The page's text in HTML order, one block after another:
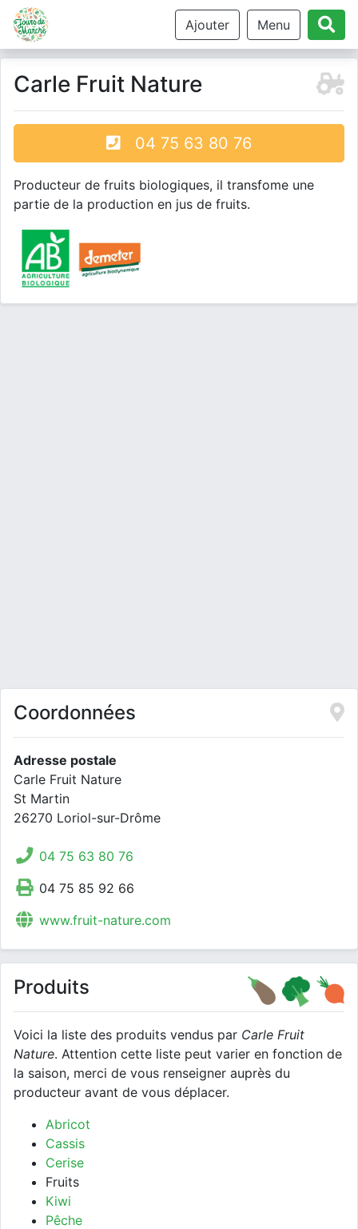
Ajouter Menu
Carle Fruit Nature
04 75 63 80 76
Producteur de fruits biologiques, il transfome une
partie de la production en jus de fruits.
Coordonnées
Adresse postale
Carle Fruit Nature
St Martin
26270 Loriol-sur-Drôme
04 75 63 80 76
04 75 85 92 66
www.fruit-nature.com
Produits
Voici la liste des produits vendus par Carle Fruit
Nature. Attention cette liste peut varier en fonction de
la saison, merci de vous renseigner auprès du
producteur avant de vous déplacer.
Abricot
Cassis
Cerise
Fruits
Kiwi
Pêche